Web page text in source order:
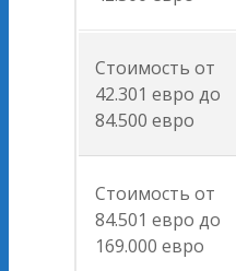
Стоимость от
42.301 евро до
84.500 евро
Стоимость от
84.501 евро до
169.000 евро